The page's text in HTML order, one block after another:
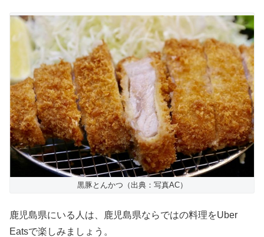
黒豚とんかつ（出典：写真AC）
鹿児島県にいる人は、鹿児島県ならではの料理をUber
Eatsで楽しみましょう。